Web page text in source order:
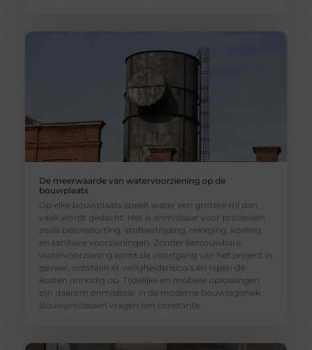
De meerwaarde van watervoorziening op de
bouwplaats
Op elke bouwplaats speelt water een grotere rol dan
vaak wordt gedacht. Het is onmisbaar voor processen
zoals betonstorting, stofbestrijding, reiniging, koeling
en sanitaire voorzieningen. Zonder betrouwbare
watervoorziening komt de voortgang van het project in
gevaar, ontstaan er veiligheidsrisico’s en lopen de
kosten onnodig op. Tijdelijke en mobiele oplossingen
zijn daarom onmisbaar in de moderne bouwlogistiek.
Bouwprocessen vragen om constante